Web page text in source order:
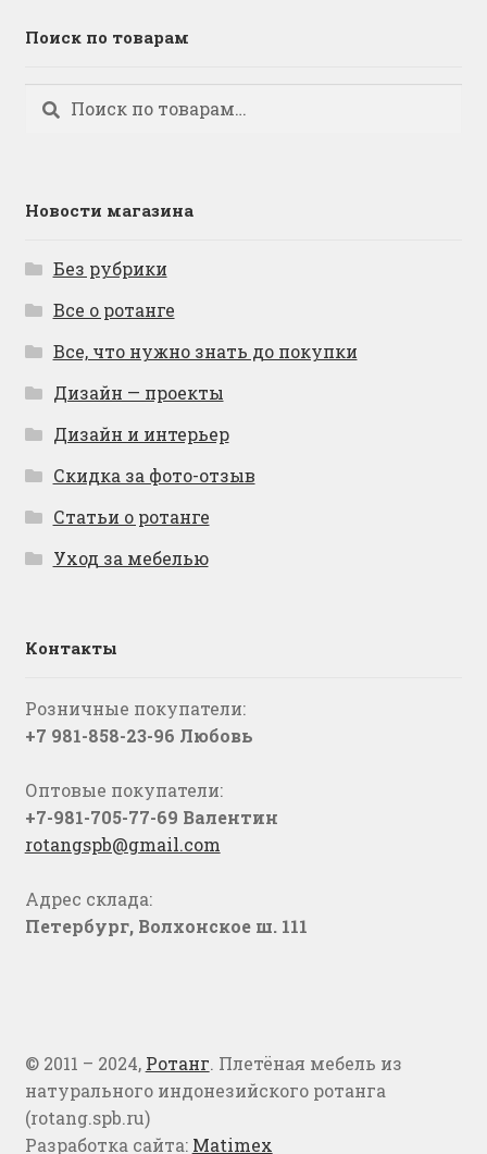
Поиск по товарам
Искать:
Поиск
Новости магазина
Без рубрики
Все о ротанге
Все, что нужно знать до покупки
Дизайн — проекты
Дизайн и интерьер
Скидка за фото-отзыв
Статьи о ротанге
Уход за мебелью
Контакты
Розничные покупатели:
+7 981-858-23-96 Любовь
Оптовые покупатели:
+7-981-705-77-69 Валентин
rotangspb@gmail.com
Адрес склада:
Петербург, Волхонское ш. 111
© 2011 – 2024, Ротанг. Плетёная мебель из
натурального индонезийского ротанга
(rotang.spb.ru)
Разработка сайта: Matimex